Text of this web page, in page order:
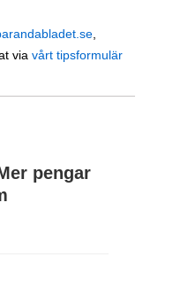
via vårt tipsformulär
pengar